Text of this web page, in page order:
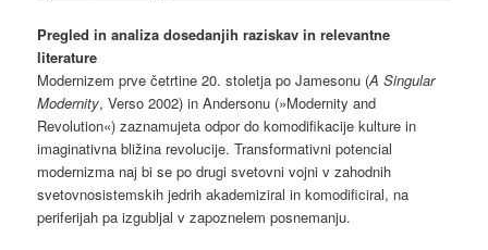
Pregled in analiza dosedanjih raziskav in relevantne
literature
Modernizem prve četrtine 20. stoletja po Jamesonu (A Singular
Modernity, Verso 2002) in Andersonu (»Modernity and
Revolution«) zaznamujeta odpor do komodifikacije kulture in
imaginativna bližina revolucije. Transformativni potencial
modernizma naj bi se po drugi svetovni vojni v zahodnih
svetovnosistemskih jedrih akademiziral in komodificiral, na
periferijah pa izgubljal v zapoznelem posnemanju.